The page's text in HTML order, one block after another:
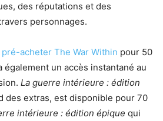
des réputations et des
personnages.
pré-acheter The War Within pour 50
également un accès instantané au
La guerre intérieure : édition
des extras, est disponible pour 70
intérieure : édition épique qui